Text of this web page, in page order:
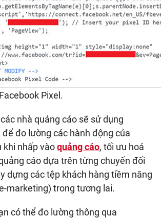
Pixel.
nhà quảng cáo sẽ sử dụng
để đo lường các hành động của
khi nhấp vàoquảng cáo, tối ưu hoá
cáo dựa trên từng chuyển đổi
dựng các tệp khách hàng tiềm năng
marketing) trong tương lai.
có thể đo lường thông qua